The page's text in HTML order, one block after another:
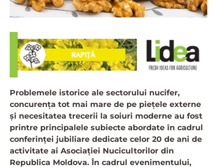
Problemele istorice ale sectorului nucifer,
concurența tot mai mare de pe piețele externe
și necesitatea trecerii la soiuri moderne au fost
printre principalele subiecte abordate în cadrul
conferinței jubiliare dedicate celor 20 de ani de
activitate ai Asociației Nucicultorilor din
Republica Moldova. În cadrul evenimentului,